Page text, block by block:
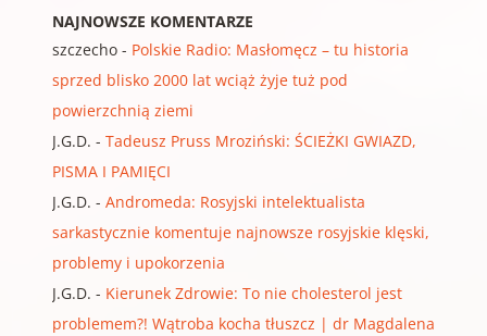
NAJNOWSZE KOMENTARZE
szczecho- Polskie Radio: Masłomęcz – tu historia
sprzed blisko 2000 lat wciąż żyje tuż pod
powierzchnią ziemi
J.G.D. - Tadeusz Pruss Mroziński: ŚCIEŻKI GWIAZD,
PISMA I PAMIĘCI
J.G.D. - Andromeda: Rosyjski intelektualista
sarkastycznie komentuje najnowsze rosyjskie klęski,
problemy i upokorzenia
J.G.D. - Kierunek Zdrowie: To nie cholesterol jest
problemem?! Wątroba kocha tłuszcz | dr Magdalena